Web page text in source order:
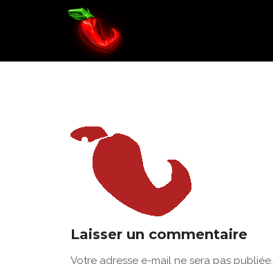
Laisser un commentaire
Votre adresse e-mail ne sera pas publiée.